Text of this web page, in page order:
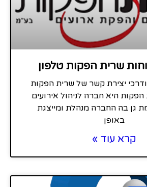
שרית הפקות טלפון
יצירת קשר של שרית הפקות
היא חברה לניהול אירועים
גן בה החברה מנהלת ומייצגת
באופן
קרא עוד »